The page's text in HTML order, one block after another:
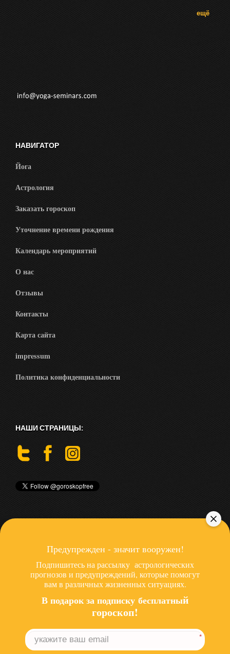
ещё
НАВИГАТОР
Йога
Астрология
Заказать гороскоп
Уточнение времени рождения
Календарь мероприятий
О нас
Отзывы
Контакты
Карта сайта
impressum
Политика конфиденциальности
НАШИ СТРАНИЦЫ:
Гороскоп бесплатно - в чем подвох?
Иллюзии звезды Инстаграмма
Роботизация и медитация
Предупрежден - значит вооружен!
Подпишитесь на рассылку астрологических
прогнозов и предупреждений, которые помогут
вам в различных жизненных ситуациях.
В подарок за подписку бесплатный
гороскоп!
*